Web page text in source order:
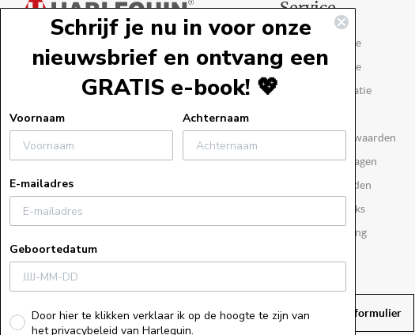
Service
Webshopservice
Bestelinformatie
Verzendinformatie
Algemene voorwaarden
Veelgestelde vragen
Actievoorwaarden
Uitleg bij e-books
Privacyverklaring
Herroepingsformulier
Schrijf je nu in voor onze
nieuwsbrief en ontvang een
GRATIS e-book! 💖
Voornaam Achternaam
E-mailadres
Geboortedatum
Door hier te klikken verklaar ik op de hoogte te zijn van
het privacybeleid van Harlequin.